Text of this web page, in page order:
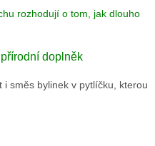
rozhodují o tom, jak dlouho
doplněk
směs bylinek v pytlíčku, kterou